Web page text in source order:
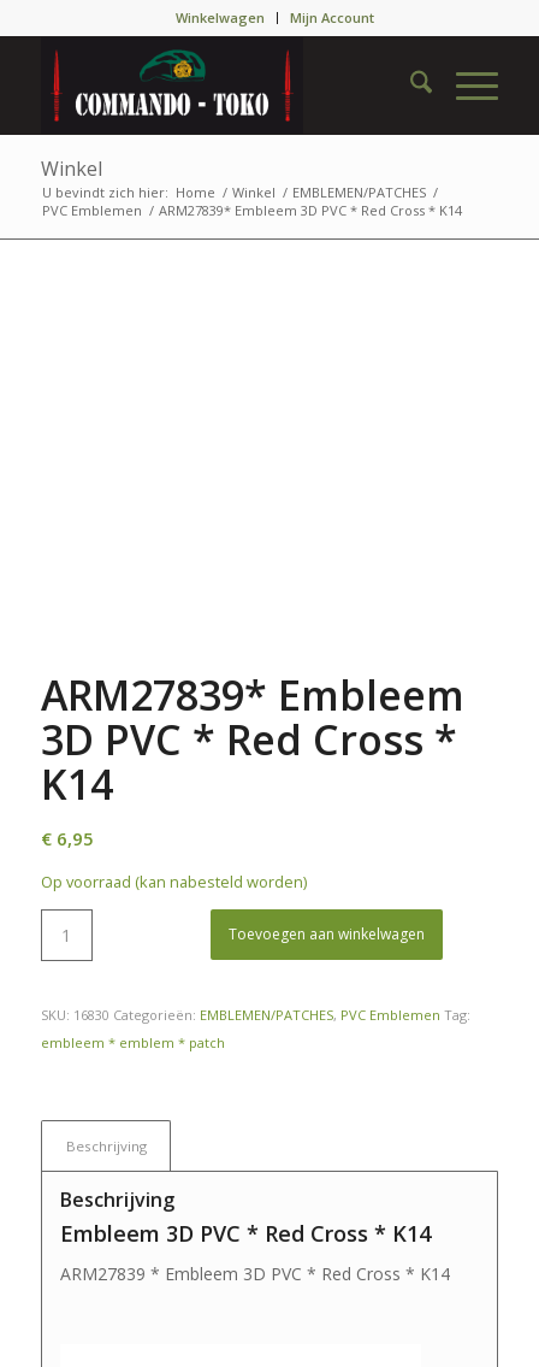
Winkelwagen Mijn Account
Winkel
U bevindt zich hier: Home / Winkel / EMBLEMEN/PATCHES /
PVC Emblemen / ARM27839* Embleem 3D PVC * Red Cross * K14
ARM27839* Embleem
3D PVC * Red Cross *
K14
€6,95
Op voorraad (kan nabesteld worden)
Toevoegen aan winkelwagen
SKU: 16830 Categorieën: EMBLEMEN/PATCHES, PVC Emblemen Tag:
embleem * emblem * patch
Beschrijving
Beschrijving
Embleem 3D PVC * Red Cross * K14
ARM27839 * Embleem 3D PVC * Red Cross * K14